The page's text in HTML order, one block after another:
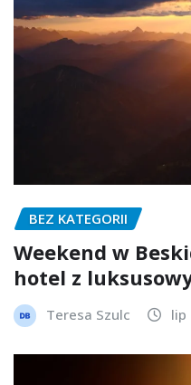
BEZ KATEGORII
Weekend w
hotel z
Teresa Szulc lip